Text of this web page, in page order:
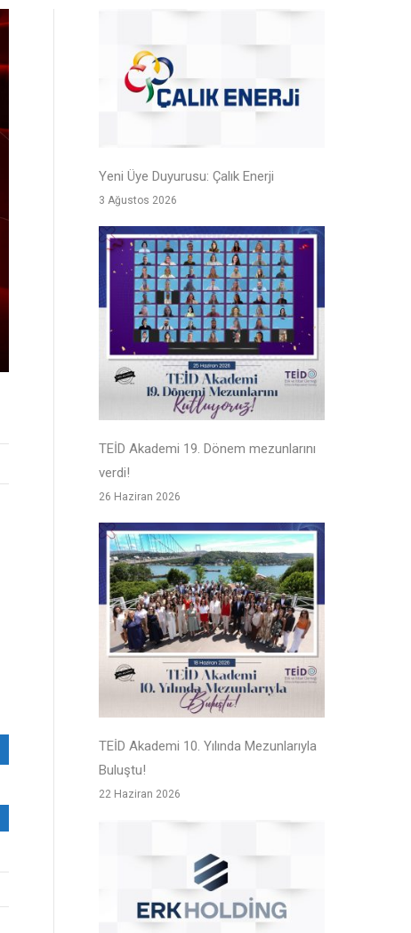
Yeni Üye Duyurusu: Çalık Enerji
3 Ağustos 2026
TEİD Akademi 19. Dönem mezunlarını
verdi!
26 Haziran 2026
TEİD Akademi 10. Yılında Mezunlarıyla
Buluştu!
22 Haziran 2026